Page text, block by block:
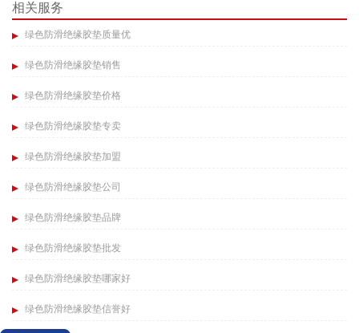
相关服务
绿色防滑绝缘胶垫质量优
绿色防滑绝缘胶垫销售
绿色防滑绝缘胶垫价格
绿色防滑绝缘胶垫专卖
绿色防滑绝缘胶垫加盟
绿色防滑绝缘胶垫公司
绿色防滑绝缘胶垫品牌
绿色防滑绝缘胶垫批发
绿色防滑绝缘胶垫哪家好
绿色防滑绝缘胶垫信誉好